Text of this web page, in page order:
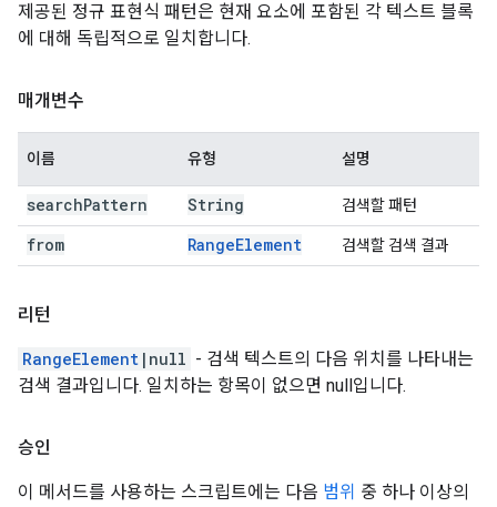
제공된 정규 표현식 패턴은 현재 요소에 포함된 각 텍스트 블록
에 대해 독립적으로 일치합니다.
매개변수
이름 유형 설명
searchPattern String 검색할 패턴
from RangeElement 검색할 검색 결과
리턴
RangeElement |null - 검색 텍스트의 다음 위치를 나타내는
검색 결과입니다. 일치하는 항목이 없으면 null입니다.
승인
이 메서드를 사용하는 스크립트에는 다음 범위 중 하나 이상의